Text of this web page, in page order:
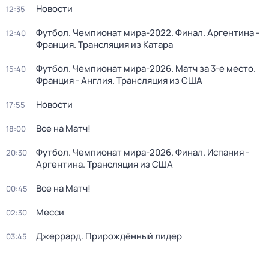
12:35 Новости
12:40
Футбол. Чемпионат мира-2022. Финал. Аргентина -
Франция. Трансляция из Катара
15:40
Футбол. Чемпионат мира-2026. Матч за 3-е место.
Франция - Англия. Трансляция из США
17:55 Новости
18:00 Все на Матч!
20:30
Футбол. Чемпионат мира-2026. Финал. Испания -
Аргентина. Трансляция из США
00:45 Все на Матч!
02:30 Месси
03:45 Джеррард. Прирождённый лидер